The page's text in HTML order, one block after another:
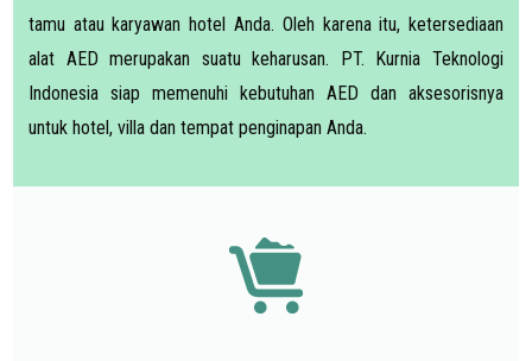
tamu atau karyawan hotel Anda. Oleh karena itu, ketersediaan
alat AED merupakan suatu keharusan. PT. Kurnia Teknologi
Indonesia siap memenuhi kebutuhan AED dan aksesorisnya
untuk hotel, villa dan tempat penginapan Anda.